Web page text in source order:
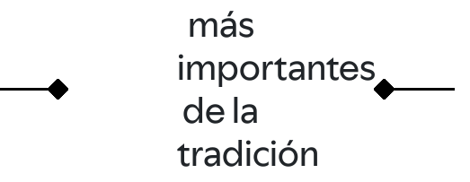
más
importantes
de la
tradición